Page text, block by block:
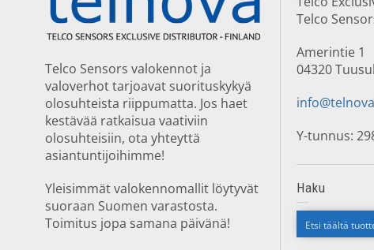
Telco Sensors valokennot ja
valoverhot tarjoavat suorituskykyä
olosuhteista riippumatta. Jos haet
kestävää ratkaisua vaativiin
olosuhteisiin, ota yhteyttä
asiantuntijoihimme!
Yleisimmät valokennomallit löytyvät
suoraan Suomen varastosta.
Toimitus jopa samana päivänä!
Telco
Amerintie 1
04320
Y-tunnus:
Haku